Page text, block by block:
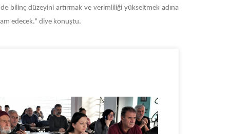
bilinç düzeyini artırmak ve verimliliği yükseltmek adına
edecek.” diye konuştu.